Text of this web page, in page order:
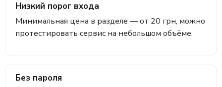
Низкий порог входа
Минимальная цена в разделе — от 20 грн, можно
протестировать сервис на небольшом объёме.
Без пароля